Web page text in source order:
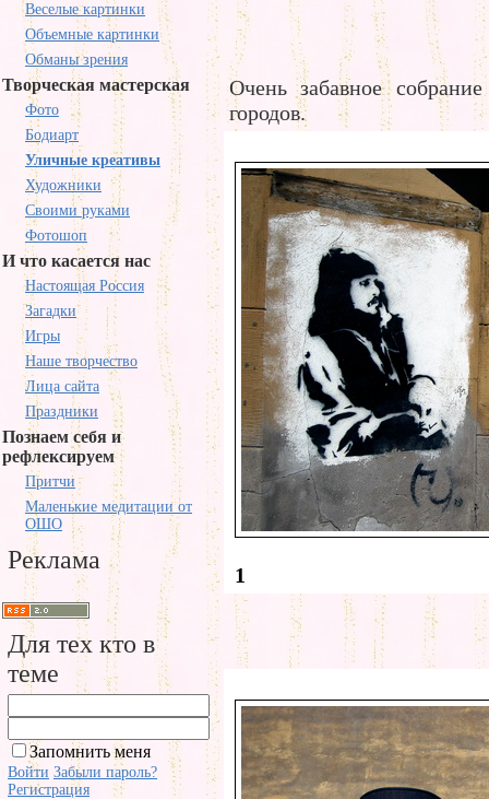
Веселые картинки
Объемные картинки
Обманы зрения
Творческая мастерская
Фото
Бодиарт
Уличные креативы
Художники
Своими руками
Фотошоп
И что касается нас
Настоящая Россия
Загадки
Игры
Наше творчество
Лица сайта
Праздники
Познаем себя и
рефлексируем
Притчи
Маленькие медитации от
ОШО
Реклама
Для тех кто в
теме
Запомнить меня
Войти Забыли пароль?
Регистрация
Очень забавное
городов.
1